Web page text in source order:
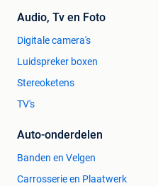
Audio, Tv en Foto
Digitale camera's
Luidspreker boxen
Stereoketens
TV's
Auto-onderdelen
Banden en Velgen
Carrosserie en Plaatwerk